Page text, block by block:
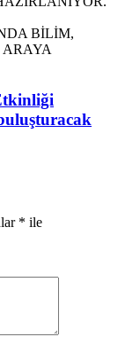
* ile